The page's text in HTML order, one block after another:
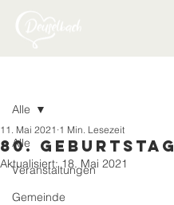
Alle
Veranstaltungen
Gemeinde
Alle
80. Geburtstag
11. Mai 2021 1 Min. Lesezeit
Aktualisiert:18. Mai 2021